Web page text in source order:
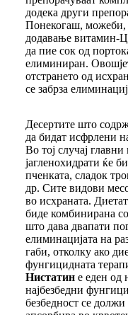
додека други
Понекогаш, можеби,
додавање витамин-Ц
да пие сок од
елиминиран.
отстрането од
се забрза
Десертите што
да бидат исфрлени
Во тој случај
јагленохидрати ќе
пченката, сладок
др. Сите видови
во исхраната.
биде комбинирана
што дава двапати
елиминацијата на
габи, отколку ако
фунгицидната
Нистатине еден од
најбезбедни
безбедност се